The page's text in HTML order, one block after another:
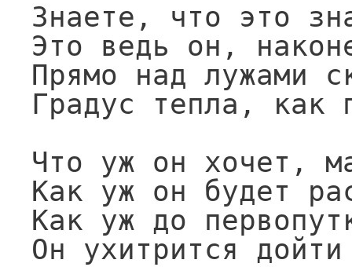
Знаете, что это
Это ведь он,
Прямо над лужами
Градус тепла, как
Что уж он хочет,
Как уж он будет
Как уж до
Он ухитрится